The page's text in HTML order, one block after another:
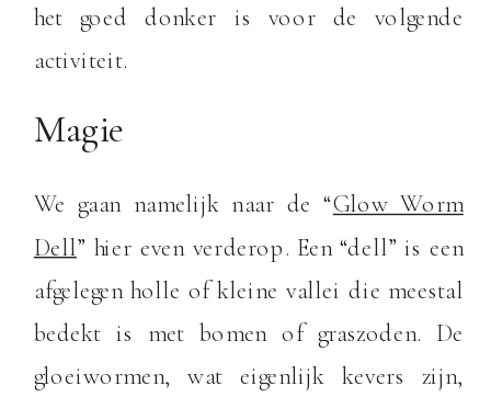
het goed donker is voor de volgende
activiteit.
Magie
We gaan namelijk naar de “Glow Worm
Dell” hier even verderop. Een “dell” is een
afgelegen holle of kleine vallei die meestal
bedekt is met bomen of graszoden. De
gloeiwormen, wat eigenlijk kevers zijn,